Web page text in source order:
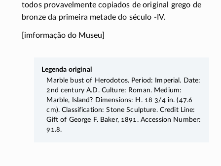
todos provavelmente copiados de original grego de
bronze da primeira metade do século -IV.
[imformação do Museu]
Legenda original
Marble bust of Herodotos. Period: Imperial. Date:
2nd century A.D. Culture: Roman. Medium:
Marble, Island? Dimensions: H. 18 3/4 in. (47.6
cm). Classification: Stone Sculpture. Credit Line:
Gift of George F. Baker, 1891. Accession Number:
91.8.